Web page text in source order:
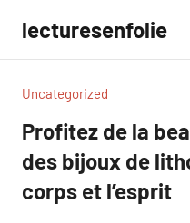
contenu
lecturesenfolie
Uncategorized
Profitez de la
des bijoux de
corps et l’esprit